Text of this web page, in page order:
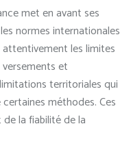
met en avant ses
normes internationales
les limites
et
territoriales qui
méthodes. Ces
la fiabilité de la